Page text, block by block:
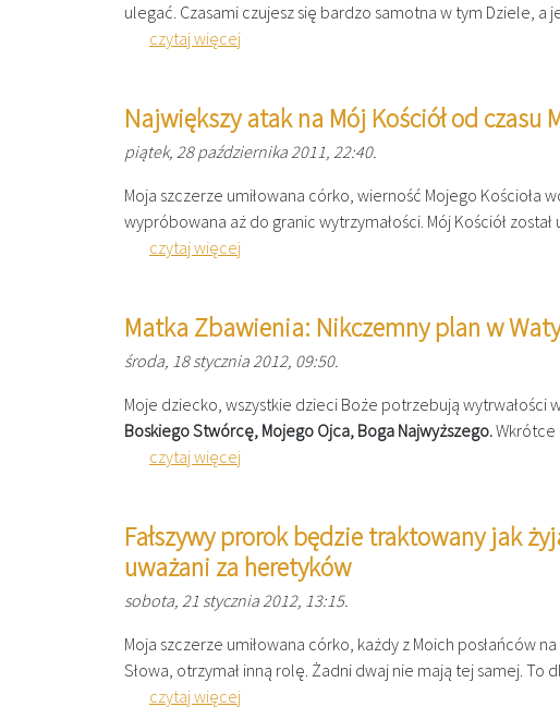
ulegać. Czasami czujesz się bardzo samotna w tym Dziele,
czytaj więcej
Największy atak na Mój Kościół od czasu
piątek, 28 października 2011, 22:40.
Moja szczerze umiłowana córko, wierność Mojego
wypróbowana aż do granic wytrzymałości. Mój Kościół
czytaj więcej
Matka Zbawienia: Nikczemny plan w
środa, 18 stycznia 2012, 09:50.
Moje dziecko, wszystkie dzieci Boże potrzebują wytrwałości
Boskiego Stwórcę, Mojego Ojca, Boga Najwyższego.​Wkrótce
czytaj więcej
Fałszywy prorok będzie traktowany jak
uważani za heretyków
sobota, 21 stycznia 2012, 13:15.
Moja szczerze umiłowana córko, każdy z Moich posłańców
Słowa, otrzymał inną rolę. Żadni dwaj nie mają tej samej.​
czytaj więcej